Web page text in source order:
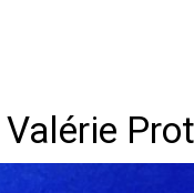
Prot